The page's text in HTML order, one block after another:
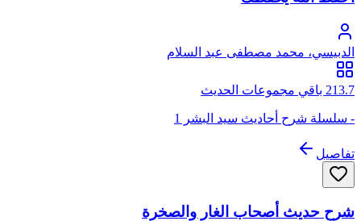
الدبيسي، محمد مصطفى عبد السلام
213.7 باقي مجموعات الحديث
- سلسلة شرح أحاديث سيد البشر 1
تفاصيل
شرح حديث أصحاب الغار والصخرة